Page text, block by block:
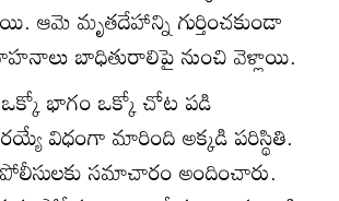
ఆమె మృతదేహాన్ని గుర్తించకుండా
బాధితురాలిపై నుంచి వెళ్లాయి.
భాగం ఒక్కో చోట పడి
విధంగా మారింది అక్కడి పరిస్థితి.
పోలీసులకు సమాచారం అందించారు.